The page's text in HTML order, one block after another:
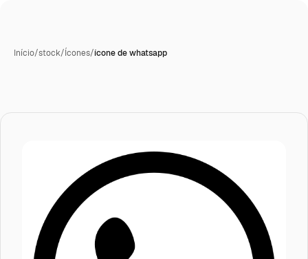
Início/stock/Ícones/ícone de whatsapp